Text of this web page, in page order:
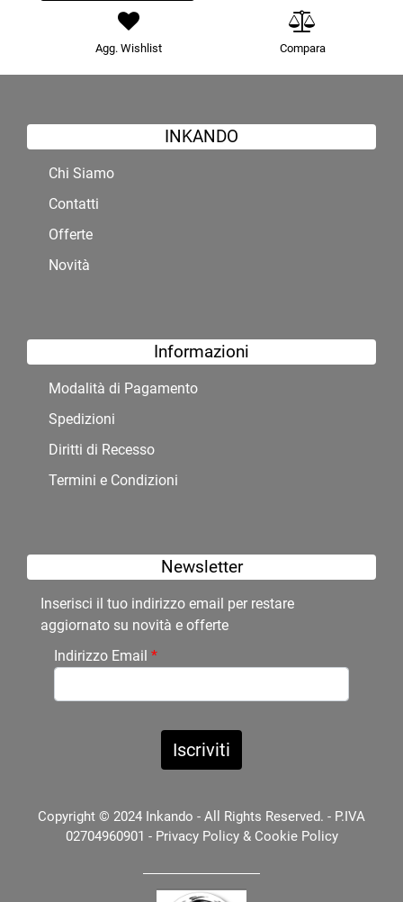
Agg. Wishlist Compara
INKANDO
Chi Siamo
Contatti
Offerte
Novità
Informazioni
Modalità di Pagamento
Spedizioni
Diritti di Recesso
Termini e Condizioni
Newsletter
Inserisci il tuo indirizzo email per restare
aggiornato su novità e offerte
Indirizzo Email *
Copyright © 2024 Inkando - All Rights Reserved. - P.IVA
02704960901 - Privacy Policy& Cookie Policy